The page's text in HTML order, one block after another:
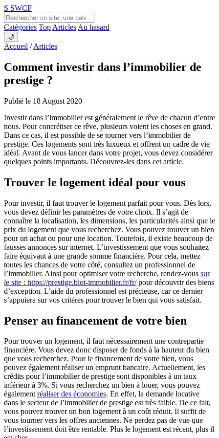
S SWCF
Catégories Top Articles Au hasard
🌙
Accueil /Articles
Comment investir dans l’immobilier de
prestige ?
Publié le 18 August 2020
Investir dans l’immobilier est généralement le rêve de chacun d’entre
nous. Pour concrétiser ce rêve, plusieurs voient les choses en grand.
Dans ce cas, il est possible de se tourner vers l’immobilier de
prestige. Ces logements sont très luxueux et offrent un cadre de vie
idéal. Avant de vous lancer dans votre projet, vous devez considérer
quelques points importants. Découvrez-les dans cet article.
Trouver le logement idéal pour vous
Pour investir, il faut trouver le logement parfait pour vous. Dès lors,
vous devez définir les paramètres de votre choix. Il s’agit de
connaître la localisation, les dimensions, les particularités ainsi que le
prix du logement que vous recherchez. Vous pouvez trouver un bien
pour un achat ou pour une location. Toutefois, il existe beaucoup de
fausses annonces sur internet. L’investissement que vous souhaitez
faire équivaut à une grande somme financière. Pour cela, mettez
toutes les chances de votre côté, consultez un professionnel de
l’immobilier. Ainsi pour optimiser votre recherche, rendez-vous sur
le site : https://prestige.blot-immobilier.fr/fr/pour découvrir des biens
d’exception. L’aide du professionnel est précieuse, car ce dernier
s’appuiera sur vos critères pour trouver le bien qui vous satisfait.
Penser au financement de votre bien
Pour trouver un logement, il faut nécessairement une contrepartie
financière. Vous devez donc disposer de fonds à la hauteur du bien
que vous recherchez. Pour le financement de votre bien, vous
pouvez également réaliser un emprunt bancaire. Actuellement, les
crédits pour l’immobilier de prestige sont disponibles à un taux
inférieur à 3%. Si vous recherchez un bien à louer, vous pouvez
égalementréaliser des économies. En effet, la demande locative
dans le secteur de l’immobilier de prestige est très faible. De ce fait,
vous pouvez trouver un bon logement à un coût réduit. Il suffit de
vous tourner vers les offres anciennes. Ne perdez pas de vue que
l’investissement doit être rentable. Plus le logement est récent, plus il